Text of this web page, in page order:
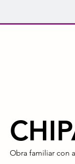
Obra familiar con